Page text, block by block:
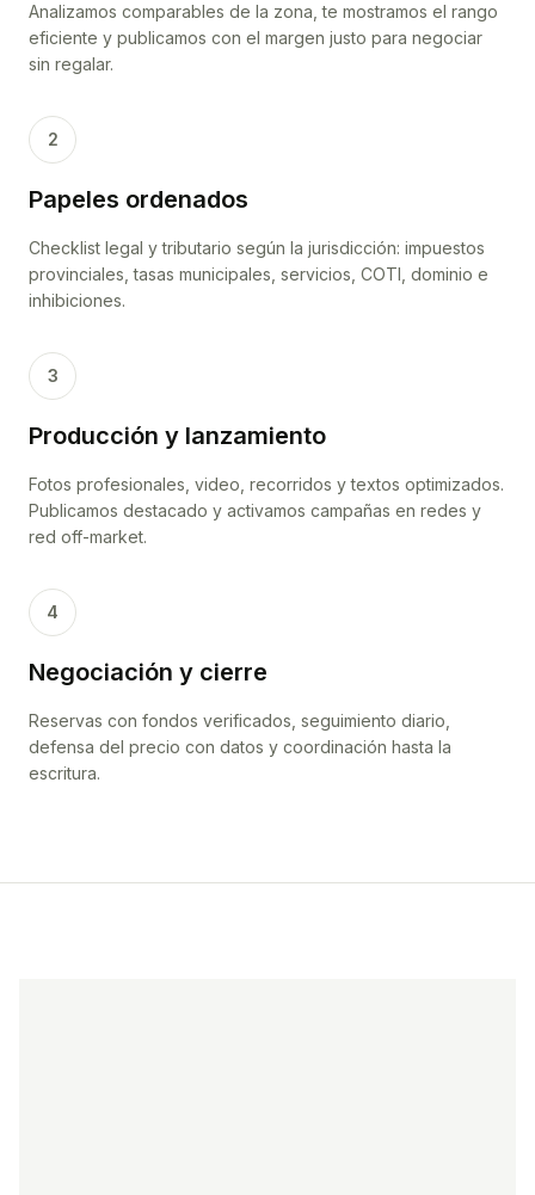
Analizamos comparables de la zona, te mostramos el rango
eficiente y publicamos con el margen justo para negociar
sin regalar.
2
Papeles ordenados
Checklist legal y tributario según la jurisdicción: impuestos
provinciales, tasas municipales, servicios, COTI, dominio e
inhibiciones.
3
Producción y lanzamiento
Fotos profesionales, video, recorridos y textos optimizados.
Publicamos destacado y activamos campañas en redes y
red off-market.
4
Negociación y cierre
Reservas con fondos verificados, seguimiento diario,
defensa del precio con datos y coordinación hasta la
escritura.